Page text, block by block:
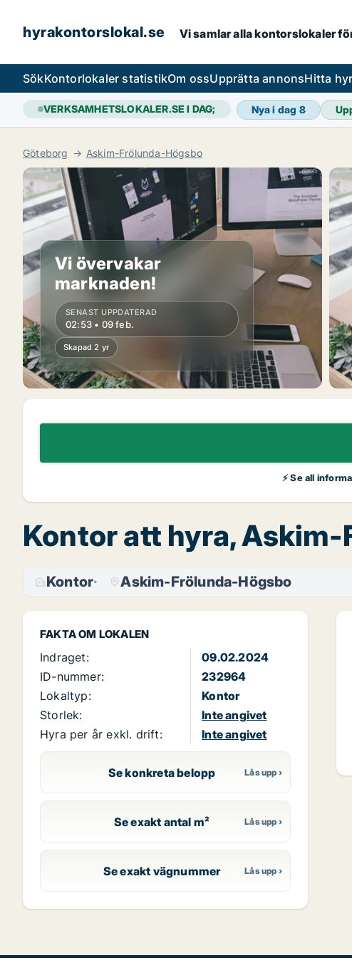
hyrakontorslokal.se Vi samlar alla kontorslokaler
SökKontorlokaler statistikOm ossUpprätta annonsHitta
VERKSAMHETSLOKALER.SE I DAG; Nya i dag 8
Göteborg Askim-Frölunda-Högsbo
Vi övervakar
marknaden!
SENAST UPPDATERAD
02:53 • 09 feb.
Skapad 2 yr
⚡ Se all
Kontor att hyra,
Kontor Askim-Frölunda-Högsbo
FAKTA OM LOKALEN
Indraget:
09.02.2024
ID-nummer:
232964
Lokaltyp:
Kontor
Storlek:
Inte angivet
Hyra per år exkl. drift:
Inte angivet
Se konkreta belopp
Se exakt antal m²
Se exakt vägnummer